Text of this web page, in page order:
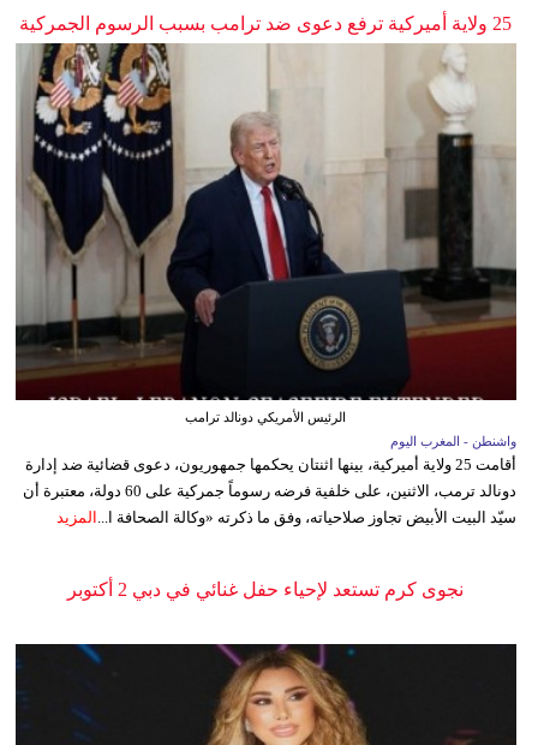
25 ولاية أميركية ترفع دعوى ضد ترامب بسبب الرسوم الجمركية
الرئيس الأمريكي دونالد ترامب
واشنطن - المغرب اليوم
أقامت 25 ولاية أميركية، بينها اثنتان يحكمها جمهوريون، دعوى قضائية ضد إدارة
دونالد ترمب، الاثنين، على خلفية فرضه رسوماً جمركية على 60 دولة، معتبرة أن
سيّد البيت الأبيض تجاوز صلاحياته، وفق ما ذكرته «وكالة الصحافة ا... المزيد
نجوى كرم تستعد لإحياء حفل غنائي في دبي 2 أكتوبر